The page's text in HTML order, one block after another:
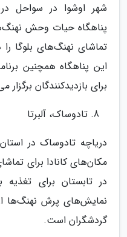
شهر اوشوا در سواحل
پناهگاه حیات وحش
تماشای نهنگ‌های بلوگا
این پناهگاه همچنین
برای بازدیدکنندگان برگزار
تادوساک، آلبرتا
دریاچه تادوساک در
مکان‌های کانادا برای
در تابستان برای
نمایش‌های پرش نهنگ‌ها
گردشگران است.